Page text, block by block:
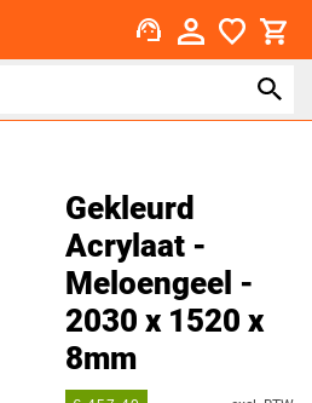
support_agent
Gekleurd
Acrylaat -
Meloengeel -
2030 x 1520 x
8mm